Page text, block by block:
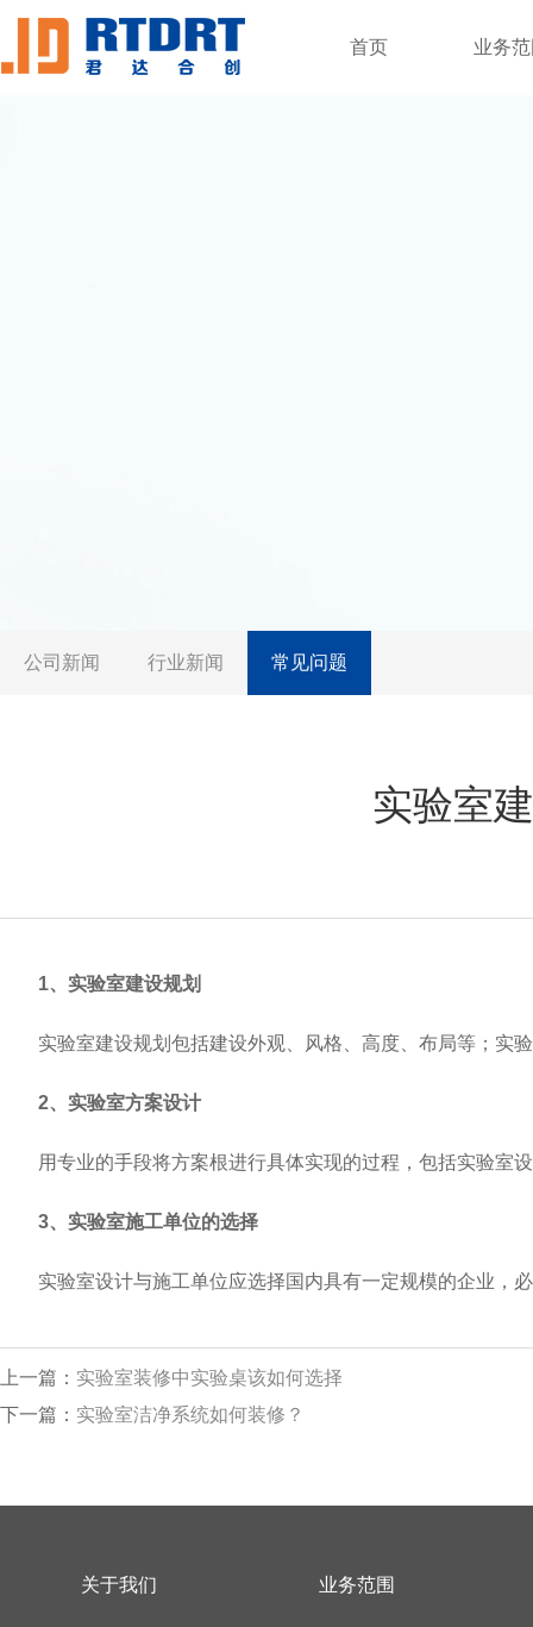
首页 业务
公司新闻 行业新闻 常见问题
实验室
1、实验室建设规划
实验室建设规划包括建设外观、风格、高度、布局等；实验
2、实验室方案设计
用专业的手段将方案根进行具体实现的过程，包括实验室
3、实验室施工单位的选择
实验室设计与施工单位应选择国内具有一定规模的企业，必
上一篇： 实验室装修中实验桌该如何选择
下一篇： 实验室洁净系统如何装修？
关于我们 业务范围